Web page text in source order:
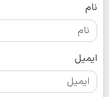
نام
ایمیل